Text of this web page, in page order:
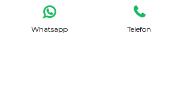
Whatsapp Telefon